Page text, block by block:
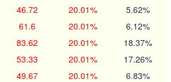
46.72 20.01% 5.62%
61.6 20.01% 6.12%
83.62 20.01% 18.37%
53.33 20.01% 17.26%
49.67 20.01% 6.83%